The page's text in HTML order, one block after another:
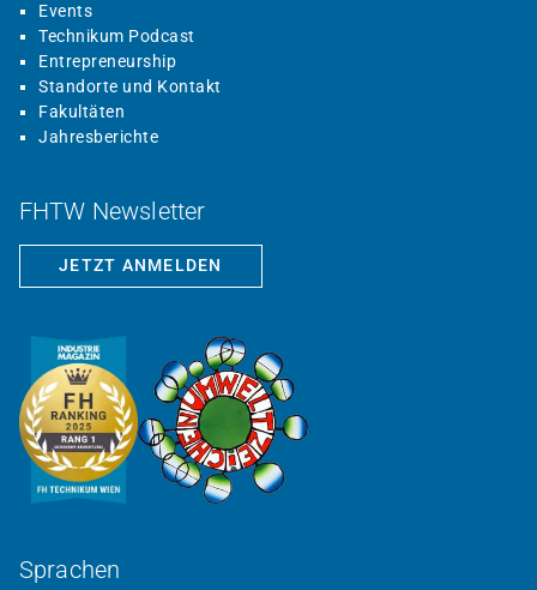
Events
Technikum Podcast
Entrepreneurship
Standorte und Kontakt
Fakultäten
Jahresberichte
FHTW Newsletter
JETZT ANMELDEN
Sprachen